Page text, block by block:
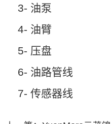
3- 油泵
4- 油臂
5- 压盘
6- 油路管线
7- 传感器线